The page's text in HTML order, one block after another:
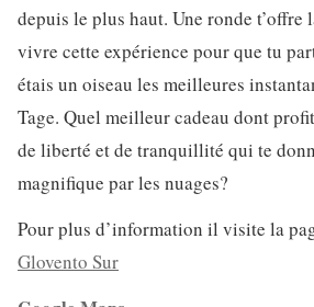
depuis le plus haut. Une ronde t’offre
vivre cette expérience pour que tu
étais un oiseau les meilleures
Tage. Quel meilleur cadeau dont
de liberté et de tranquillité qui te
magnifique par les nuages?
Pour plus d’information il visite la
Glovento Sur